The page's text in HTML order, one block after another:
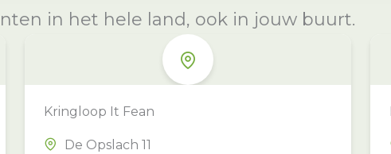
in het hele land, ook in jouw buurt.
Kringloop It Fean
De Opslach 11